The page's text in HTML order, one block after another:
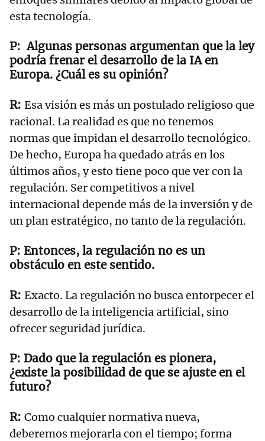
esta tecnología.
Algunas personas argumentan que la ley
podría frenar el desarrollo de la IA en
Europa. ¿Cuál es su opinión?
Esa visión es más un postulado religioso que
racional. La realidad es que no tenemos
normas que impidan el desarrollo tecnológico.
De hecho, Europa ha quedado atrás en los
últimos años, y esto tiene poco que ver con la
regulación. Ser competitivos a nivel
internacional depende más de la inversión y de
un plan estratégico, no tanto de la regulación.
Entonces, la regulación no es un
obstáculo en este sentido.
Exacto. La regulación no busca entorpecer el
desarrollo de la inteligencia artificial, sino
ofrecer seguridad jurídica.
Dado que la regulación es pionera,
¿existe la posibilidad de que se ajuste en el
futuro?
Como cualquier normativa nueva,
deberemos mejorarla con el tiempo; forma